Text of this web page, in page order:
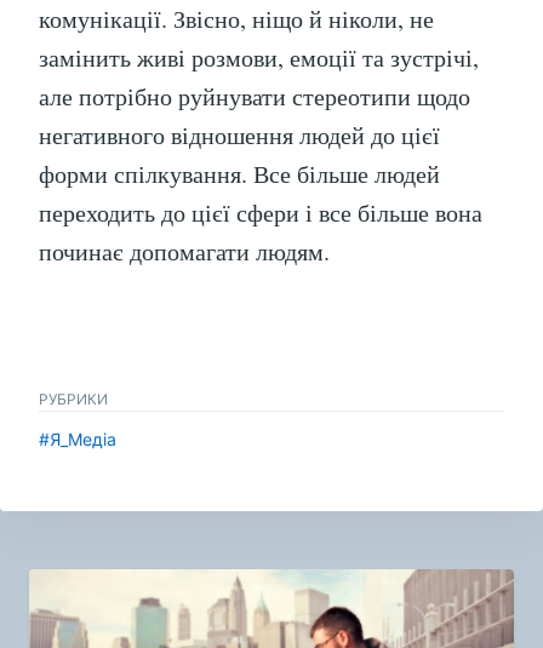
комунікації. Звісно, ніщо й ніколи, не
замінить живі розмови, емоції та зустрічі,
але потрібно руйнувати стереотипи щодо
негативного відношення людей до цієї
форми спілкування. Все більше людей
переходить до цієї сфери і все більше вона
починає допомагати людям.
РУБРИКИ
#Я_Медіа
Навигация
по